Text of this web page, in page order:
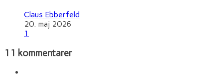
Claus Ebberfeld
20. maj 2026
1
11 kommentarer